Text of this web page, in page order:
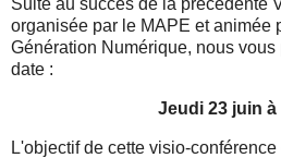
Suite au succès de la précédente
organisée par le MAPE et animée
Génération Numérique, nous
date :
Jeudi 23 juin à
L'objectif de cette visio-